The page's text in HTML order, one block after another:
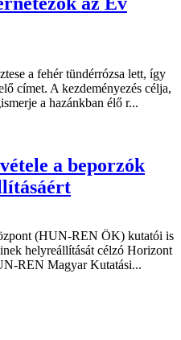
a fehér tündérrózsa lett, így
címet. A kezdeményezés célja,
a hazánkban élő r...
a beporzók
(HUN-REN ÖK) kutatói is
helyreállítását célzó Horizont
REN Magyar Kutatási...